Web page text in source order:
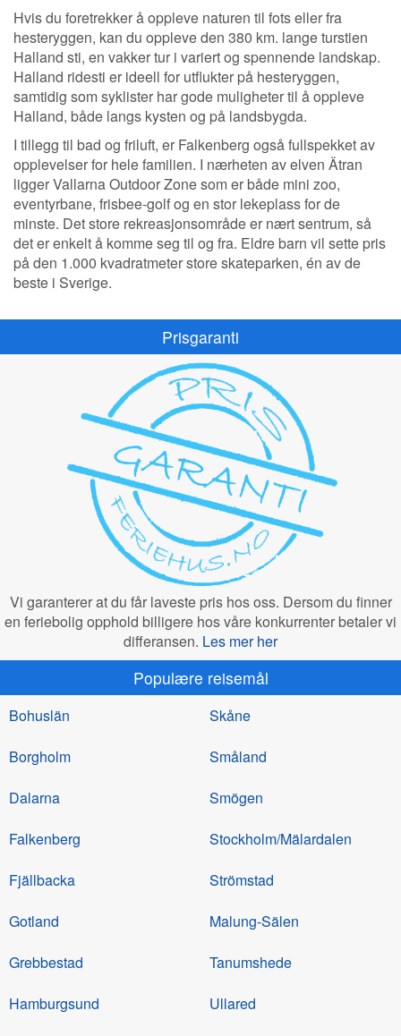
Hvis du foretrekker å oppleve naturen til fots eller fra
hesteryggen, kan du oppleve den 380 km. lange turstien
Halland sti, en vakker tur i variert og spennende landskap.
Halland ridesti er ideell for utflukter på hesteryggen,
samtidig som syklister har gode muligheter til å oppleve
Halland, både langs kysten og på landsbygda.
I tillegg til bad og friluft, er Falkenberg også fullspekket av
opplevelser for hele familien. I nærheten av elven Ätran
ligger Vallarna Outdoor Zone som er både mini zoo,
eventyrbane, frisbee-golf og en stor lekeplass for de
minste. Det store rekreasjonsområde er nært sentrum, så
det er enkelt å komme seg til og fra. Eldre barn vil sette pris
på den 1.000 kvadratmeter store skateparken, én av de
beste i Sverige.
Prisgaranti
Vi garanterer at du får laveste pris hos oss. Dersom du finner
en feriebolig opphold billigere hos våre konkurrenter betaler vi
differansen. Les mer her
Populære reisemål
Bohuslän
Borgholm
Dalarna
Falkenberg
Fjällbacka
Gotland
Grebbestad
Hamburgsund
Skåne
Småland
Smögen
Stockholm/Mälardalen
Strömstad
Malung-Sälen
Tanumshede
Ullared